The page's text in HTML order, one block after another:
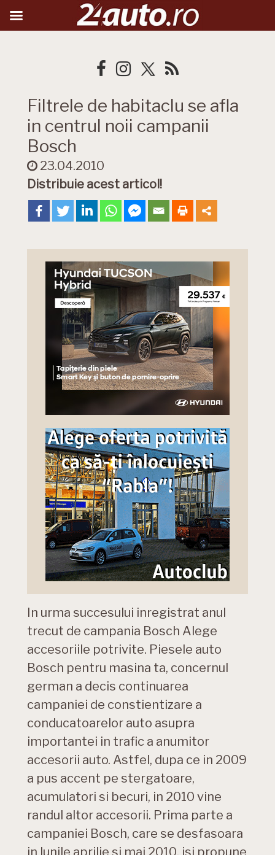
Filtrele de habitaclu se afla
in centrul noii campanii
Bosch
23.04.2010
Distribuie acest articol!
In urma succesului inregistrat anul
trecut de campania Bosch Alege
accesoriile potrivite. Piesele auto
Bosch pentru masina ta, concernul
german a decis continuarea
campaniei de constientizare a
conducatoarelor auto asupra
importantei in trafic a anumitor
accesorii auto. Astfel, dupa ce in 2009
a pus accent pe stergatoare,
acumulatori si becuri, in 2010 vine
randul altor accesorii. Prima parte a
campaniei Bosch, care se desfasoara
in lunile aprilie si mai 2010, isi propune